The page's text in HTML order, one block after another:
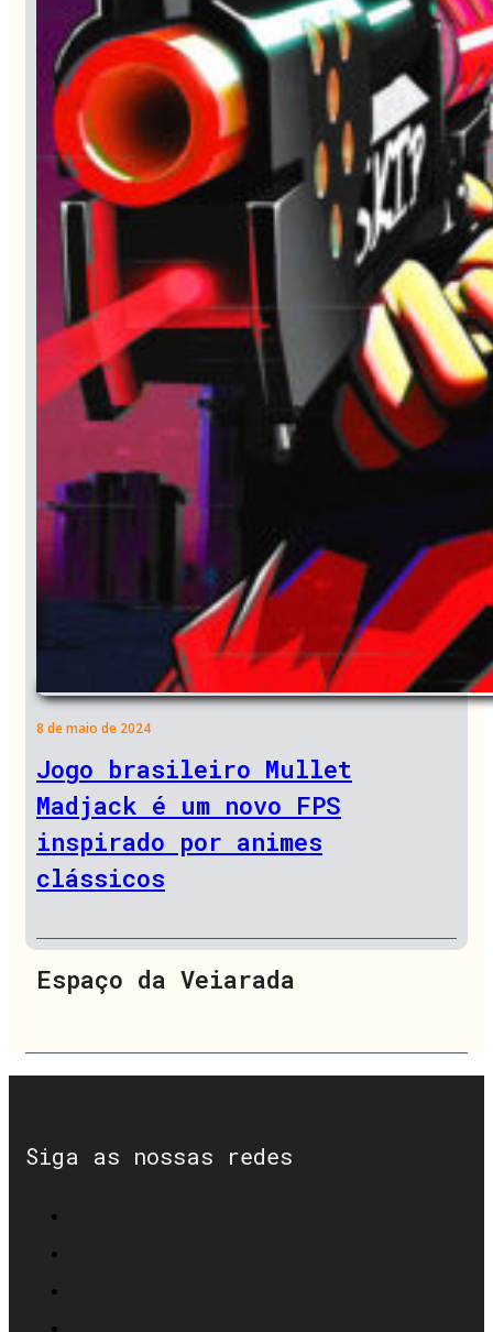
8 de maio de 2024
Jogo brasileiro Mullet
Madjack é um novo FPS
inspirado por animes
clássicos
Espaço da Veiarada
Siga as nossas redes